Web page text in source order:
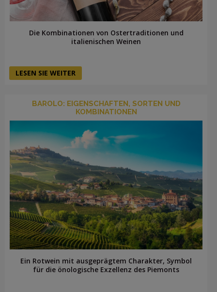
Die Kombinationen von Ostertraditionen und
italienischen Weinen
LESEN SIE WEITER
BAROLO: EIGENSCHAFTEN, SORTEN UND
KOMBINATIONEN
Ein Rotwein mit ausgeprägtem Charakter, Symbol
für die önologische Exzellenz des Piemonts